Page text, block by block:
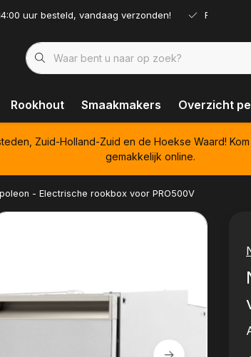
uur besteld, vandaag verzonden! Ruim
Rookhout Smaakmakers Overzicht
Zuid-Holland-Zuid en de Hoekse Waard!
gemakkelijk online.
- Electrische rookbox voor PRO500V